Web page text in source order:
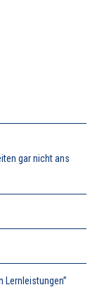
gar nicht ans
Lernleistungen”